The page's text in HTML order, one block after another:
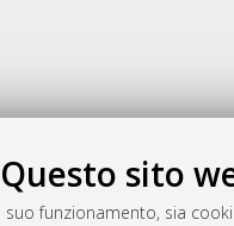
Questo sito
funzionamento, sia
Gestione